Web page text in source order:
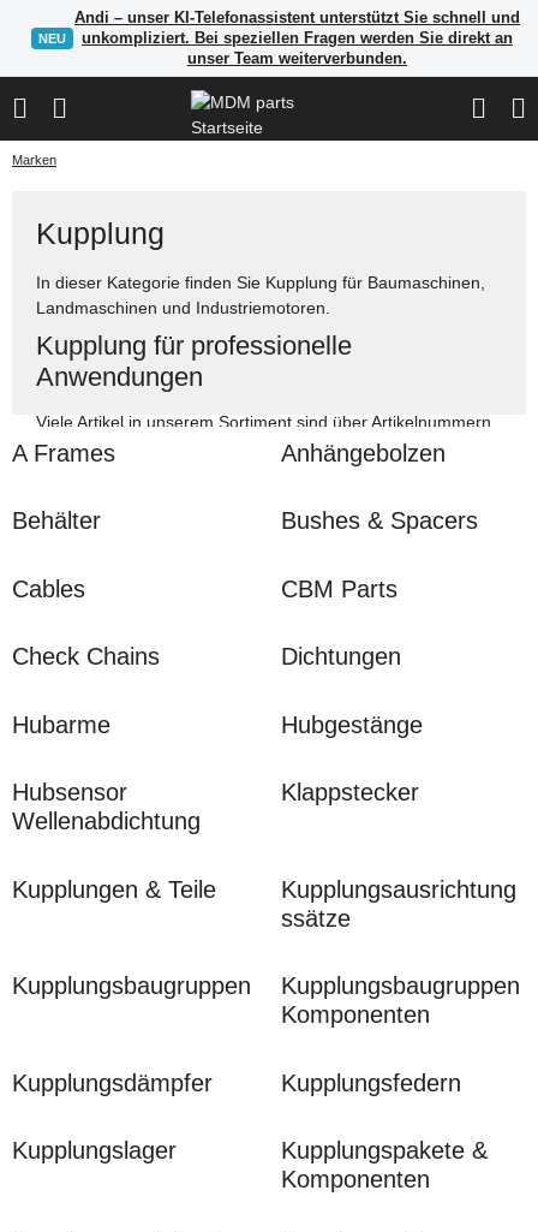
NEU
Andi – unser KI-Telefonassistent unterstützt Sie schnell und
unkompliziert. Bei speziellen Fragen werden Sie direkt an
unser Team weiterverbunden.
Marken
Kupplung
In dieser Kategorie finden Sie Kupplung für Baumaschinen,
Landmaschinen und Industriemotoren.
Kupplung für professionelle
Anwendungen
Viele Artikel in unserem Sortiment sind über Artikelnummern,
Herstellerangaben oder OEM-Referenzen auffindbar. Nutzen
Sie die Suche, um passende Ersatzteile schnell zu finden.
Ersatzteile für Bau-, Land- und Industriemaschinen
Suche über OEM-Referenzen und Vergleichsnummern
Technische Beratung und schnelle Angebotserstellung
A Frames Anhängebolzen
Behälter Bushes & Spacers
Cables CBM Parts
Check Chains Dichtungen
Hubarme Hubgestänge
Hubsensor
Wellenabdichtung
Klappstecker
Kupplungen & Teile
Kupplungsausrichtung
ssätze
Kupplungsbaugruppen
Kupplungsbaugruppen
Komponenten
Kupplungsdämpfer Kupplungsfedern
Kupplungslager
Kupplungspakete &
Komponenten